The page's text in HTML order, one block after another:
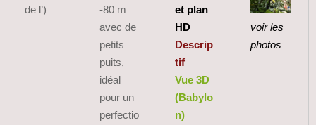
de l’)
-80 m
avec de
petits
puits,
idéal
pour un
perfectio
et plan
HD
Descrip
tif
Vue 3D
(Babylo
n)
voir les
photos